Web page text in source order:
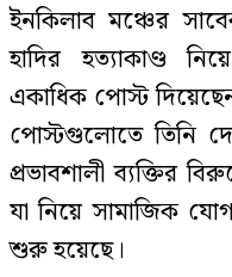
ইনকিলাব মঞ্চের
হাদির হত্যাকাণ্ড
একাধিক পোস্ট
পোস্টগুলোতে তিনি
প্রভাবশালী ব্যক্তির
যা নিয়ে সামাজিক
শুরু হয়েছে।